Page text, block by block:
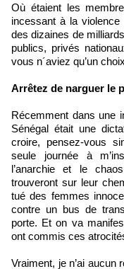
Où étaient les
incessant à la
des dizaines de
publics, privés
vous n´aviez qu’un
Arrêtez de narguer le
Récemment dans une
Sénégal était une
croire, pensez-vous
seule journée à
l’anarchie et le
trouveront sur leur
tué des femmes
contre un bus de
porte. Et on va
ont commis ces
Vraiment, je n’ai aucun